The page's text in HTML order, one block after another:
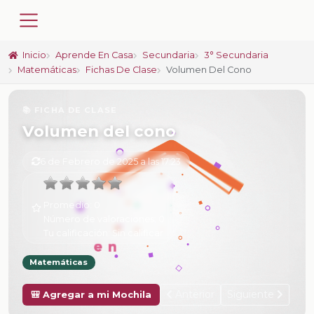
Inicio Aprende En Casa Secundaria
3° Secundaria
Matemáticas
Fichas De Clase Volumen Del Cono
Volumen del cono
6 de Febrero de 2025 a las 17:23
Promedio:
Sin calificar
Matemáticas
🎒 Agregar a mi Mochila